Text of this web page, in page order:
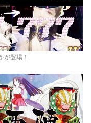
が登場！